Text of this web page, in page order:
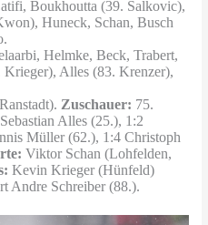
Boukhoutta (39. Salkovic),
Huneck, Schan, Busch
Helmke, Beck, Trabert,
Krieger), Alles (83. Krenzer),
Zuschauer: 75.
Alles (25.), 1:2
Müller (62.), 1:4 Christoph
Viktor Schan (Lohfelden,
Kevin Krieger (Hünfeld)
Andre Schreiber (88.).